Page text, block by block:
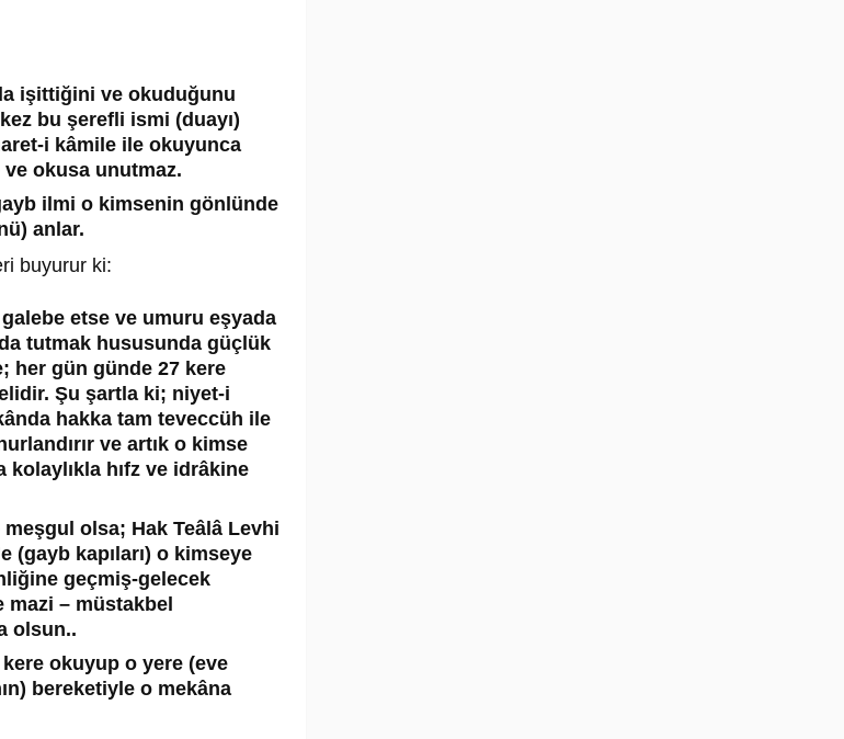
işittiğini ve okuduğunu
bu şerefli ismi (duayı)
i kâmile ile okuyunca
okusa unutmaz.
ilmi o kimsenin gönlünde
anlar.
buyurur ki:
etse ve umuru eşyada
tutmak hususunda güçlük
her gün günde 27 kere
Şu şartla ki; niyet-i
hakka tam teveccüh ile
ve artık o kimse
kolaylıkla hıfz ve idrâkine
olsa; Hak Teâlâ Levhi
(gayb kapıları) o kimseye
geçmiş-gelecek
mazi – müstakbel
olsun..
okuyup o yere (eve
bereketiyle o mekâna